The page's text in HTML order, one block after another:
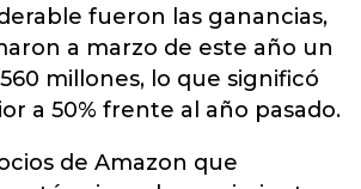
fueron las ganancias,
a marzo de este año un
millones, lo que significó
a 50% frente al año pasado.
de Amazon que